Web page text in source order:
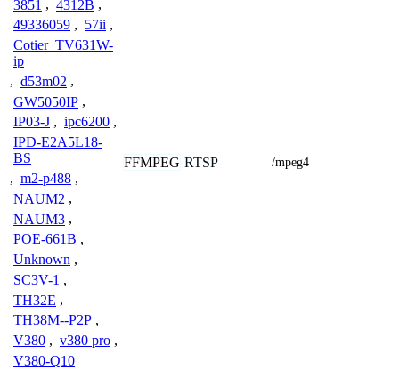
3851 , 4312B ,
49336059 , 57ii ,
Cotier_TV631W-
ip
, d53m02 ,
GW5050IP ,
IP03-J , ipc6200 ,
IPD-E2A5L18-
BS
, m2-p488 ,
NAUM2 ,
NAUM3 ,
POE-661B ,
Unknown ,
SC3V-1 ,
TH32E ,
TH38M--P2P ,
V380 , v380 pro ,
V380-Q10
FFMPEG RTSP /mpeg4